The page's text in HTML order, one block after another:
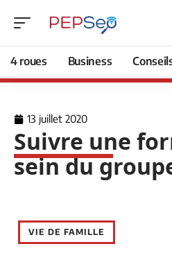
4 roues Business
13 juillet 2020
Suivre une
sein du
VIE DE FAMILLE